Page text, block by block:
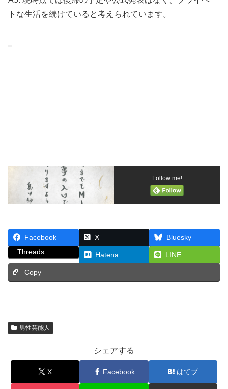
トな生活を続けていると考えられています。
Follow me!
Facebook X
Bluesky
Threads
Hatena LINE
Copy
男性芸能人
シェアする
X Facebook はてブ